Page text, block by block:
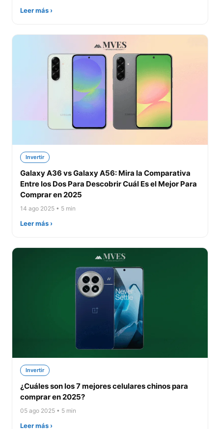
Leer más ›
Invertir
Galaxy A36 vs Galaxy A56: Mira la Comparativa
Entre los Dos Para Descobrir Cuál Es el Mejor Para
Comprar en 2025
14 ago 2025 • 5 min
Leer más ›
Invertir
¿Cuáles son los 7 mejores celulares chinos para
comprar en 2025?
05 ago 2025 • 5 min
Leer más ›